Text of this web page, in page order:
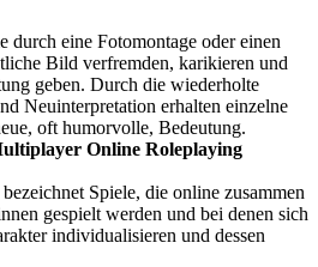
durch eine Fotomontage oder einen
Bild verfremden, karikieren und
geben. Durch die wiederholte
Neuinterpretation erhalten einzelne
oft humorvolle, Bedeutung.
Online Roleplaying
Spiele, die online zusammen
gespielt werden und bei denen sich
individualisieren und dessen